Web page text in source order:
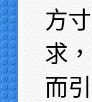
方
求
而